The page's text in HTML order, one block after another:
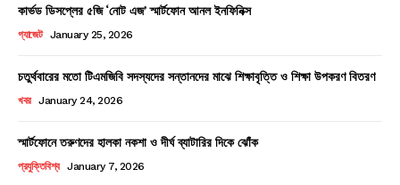
কার্ভড ডিসপ্লের ৫জি ‘নোট এজ’ স্মার্টফোন আনল ইনফিনিক্স
গ্যাজেট January 25, 2026
চতুর্থবারের মতো টিএমজিবি সদস্যদের সন্তানদের মাঝে শিক্ষাবৃত্তি ও শিক্ষা উপকরণ বিতরণ
খবর January 24, 2026
স্মার্টফোনে তরুণদের হালকা নকশা ও দীর্ঘ ব্যাটারির দিকে ঝোঁক
প্রযুক্তিবিশ্ব January 7, 2026